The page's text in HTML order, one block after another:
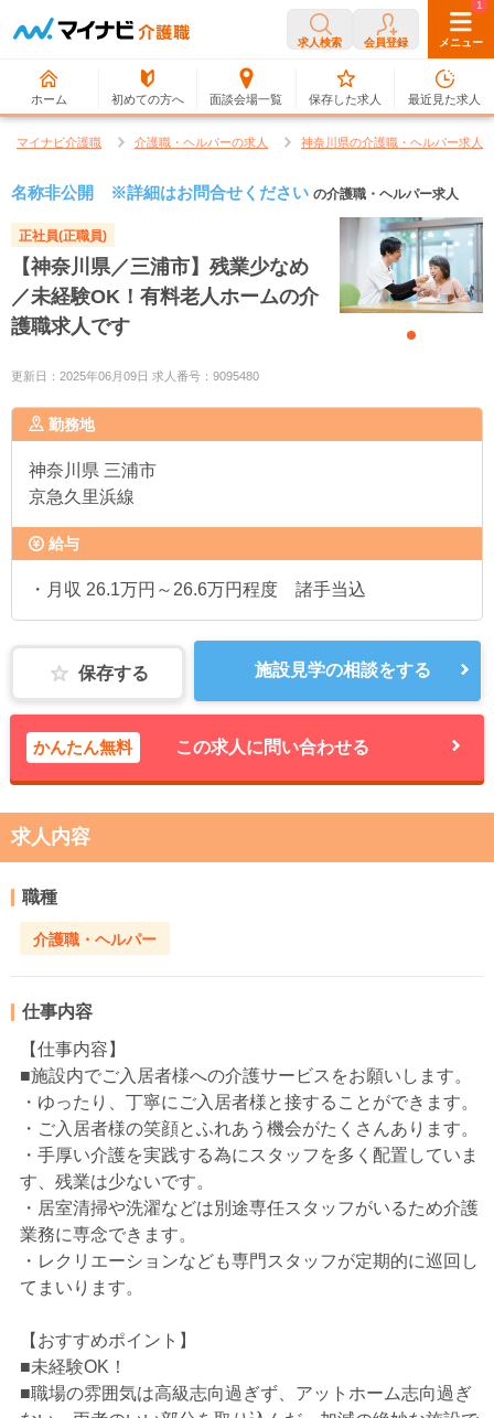
求人検索 会員登録 メニュー
ホーム 初めての方へ 面談会場一覧
0
保存した求人
1
最近見た求人
マイナビ介護職 介護職・ヘルパーの求人 神奈川県の介護職・ヘルパー求人
名称非公開 ※詳細はお問合せください の介護職・ヘルパー求人
正社員(正職員)
【神奈川県／三浦市】残業少なめ
／未経験OK！有料老人ホームの介
護職求人です
更新日：2025年06月09日 求人番号：9095480
勤務地
神奈川県 三浦市
京急久里浜線
給与
・月収 26.1万円～26.6万円程度 諸手当込
保存する 施設見学の相談をする
かんたん無料 この求人に問い合わせる
求人内容
職種
介護職・ヘルパー
仕事内容
【仕事内容】
■施設内でご入居者様への介護サービスをお願いします。
・ゆったり、丁寧にご入居者様と接することができます。
・ご入居者様の笑顔とふれあう機会がたくさんあります。
・手厚い介護を実践する為にスタッフを多く配置していま
す、残業は少ないです。
・居室清掃や洗濯などは別途専任スタッフがいるため介護
業務に専念できます。
・レクリエーションなども専門スタッフが定期的に巡回し
てまいります。
【おすすめポイント】
■未経験OK！
■職場の雰囲気は高級志向過ぎず、アットホーム志向過ぎ